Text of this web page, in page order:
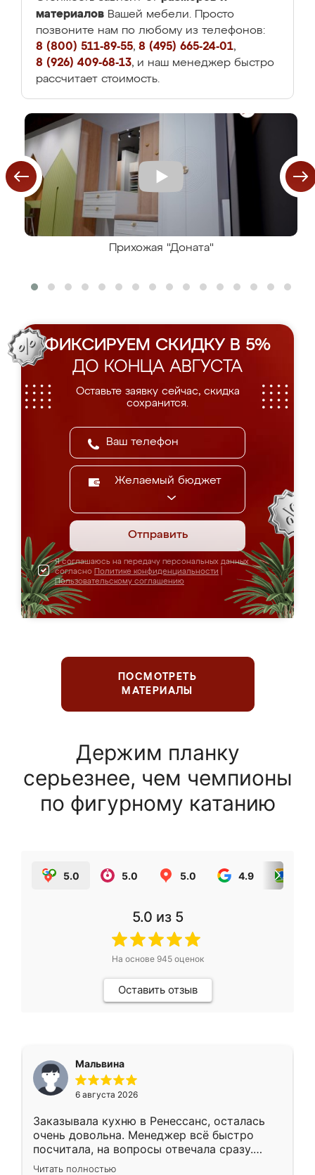
материалов Вашей мебели. Просто
позвоните нам по любому из телефонов:
8 (800) 511-89-55, 8 (495) 665-24-01,
8 (926) 409-68-13, и наш менеджер быстро
рассчитает стоимость.
Прихожая "Доната"
ФИКСИРУЕМ СКИДКУ В 5%
ДО КОНЦА АВГУСТА
Оставьте заявку сейчас, скидка
сохранится.
Желаемый бюджет
Отправить
Я соглашаюсь на передачу персональных данных
согласно Политике конфиденциальности
Пользовательскому соглашению
ПОСМОТРЕТЬ
МАТЕРИАЛЫ
Держим планку
серьезнее, чем чемпионы
по фигурному катанию
5.0 5.0 5.0 4.9
5.0 из 5
На основе 945оценок
Оставить отзыв
Мальвина
6 августа 2026
Заказывала кухню в Ренессанс, осталась
очень довольна. Менеджер всё быстро
посчитала, на вопросы отвечала сразу.
Замерщик приехал в субботу, подошёл к
Читать полностью